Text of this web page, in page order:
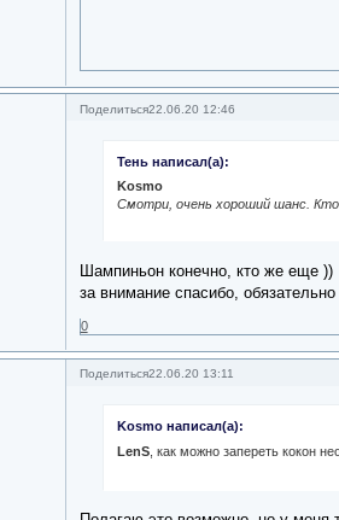
Поделиться22.06.20 12:46
Тень написал(а):
Kosmo
Смотри, очень хороший шанс.
Шампиньон конечно, кто же еще ))
за внимание спасибо,
0
Поделиться22.06.20 13:11
Kosmo написал(а):
LenS , как можно запереть кокон